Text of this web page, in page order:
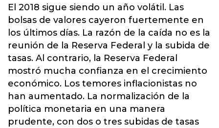
El 2018 sigue siendo un año volátil. Las
bolsas de valores cayeron fuertemente en
los últimos días. La razón de la caída no es la
reunión de la Reserva Federal y la subida de
tasas. Al contrario, la Reserva Federal
mostró mucha confianza en el crecimiento
económico. Los temores inflacionistas no
han aumentado. La normalización de la
política monetaria en una manera
prudente, con dos o tres subidas de tasas